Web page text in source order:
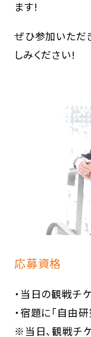
ます!
ぜひ参加いただ
しみください!
応募資格
・当日の観戦チ
・宿題に「自由
※当日、観戦チ